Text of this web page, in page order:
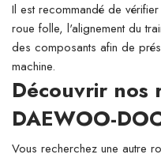
Il est recommandé de
roue folle, l'alignement du
des composants afin de
machine.
Découvrir nos
DAEWOO-
Vous recherchez une autre